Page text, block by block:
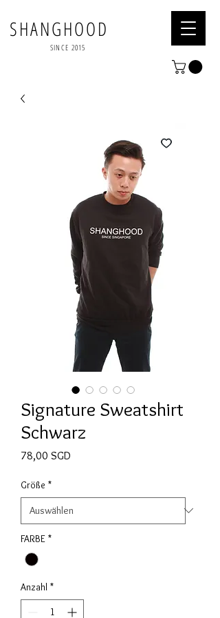
SHANGHOOD
SINCE 2015
Signature Sweatshirt
Schwarz
78,00 SGD
Größe *
FARBE *
Anzahl *